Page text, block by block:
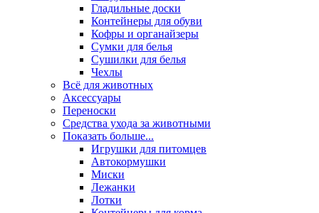
Гладильные доски
Контейнеры для обуви
Кофры и органайзеры
Сумки для белья
Сушилки для белья
Чехлы
Всё для животных
Аксесcуары
Переноски
Средства ухода за животными
Показать больше...
Игрушки для питомцев
Автокормушки
Миски
Лежанки
Лотки